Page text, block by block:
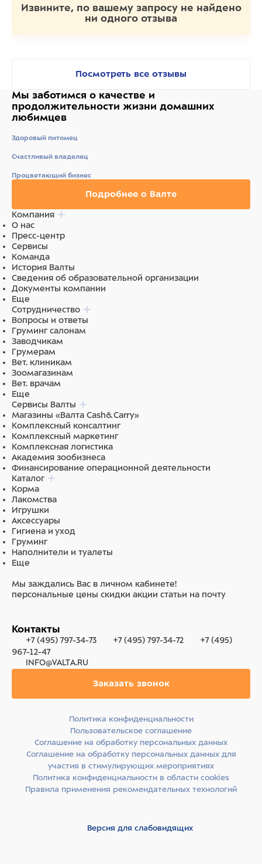
Извините, по вашему запросу не найдено
ни одного отзыва
Посмотреть все отзывы
Мы заботимся о качестве и
продолжительности жизни домашних
любимцев
Здоровый питомец
Счастливый владелец
Процветающий бизнес
Подробнее о Валте
Компания
О нас
Пресс-центр
Сервисы
Команда
История Валты
Сведения об образовательной организации
Документы компании
Еще
Сотрудничество
Вопросы и ответы
Груминг салонам
Заводчикам
Грумерам
Вет. клиникам
Зоомагазинам
Вет. врачам
Еще
Сервисы Валты
Магазины «Валта Cash&Carry»
Комплексный консалтинг
Комплексный маркетинг
Комплексная логистика
Академия зообизнеса
Финансирование операционной деятельности
Каталог
Корма
Лакомства
Игрушки
Аксессуары
Гигиена и уход
Груминг
Наполнители и туалеты
Еще
Мы заждались Вас в личном кабинете!
персональные цены скидки акции статьи на почту
Контакты
+7 (495) 797-34-73 +7 (495) 797-34-72
+7 (495)
967-12-47
INFO@VALTA.RU
Заказать звонок
Политика конфиденциальности
Пользовательское соглашение
Соглашение на обработку персональных данных
Соглашение на обработку персональных данных для
участия в стимулирующих мероприятиях
Политика конфиденциальности в области cookies
Правила применения рекомендательных технологий
Версия для слабовидящих